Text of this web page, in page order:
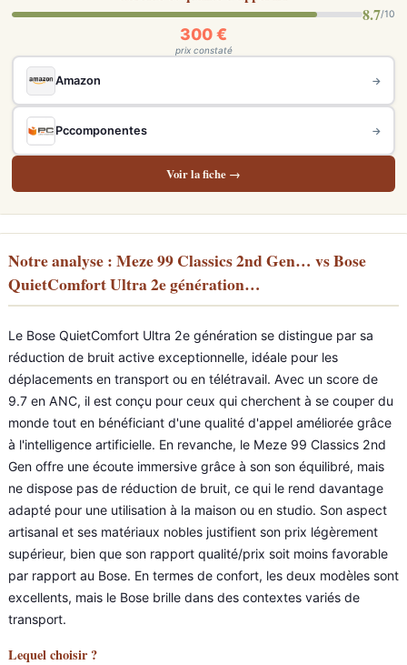
8.7/10
300 €
prix constaté
Amazon →
Pccomponentes →
Voir la fiche →
Notre analyse : Meze 99 Classics 2nd Gen… vs Bose
QuietComfort Ultra 2e génération…
Le Bose QuietComfort Ultra 2e génération se distingue par sa
réduction de bruit active exceptionnelle, idéale pour les
déplacements en transport ou en télétravail. Avec un score de
9.7 en ANC, il est conçu pour ceux qui cherchent à se couper du
monde tout en bénéficiant d'une qualité d'appel améliorée grâce
à l'intelligence artificielle. En revanche, le Meze 99 Classics 2nd
Gen offre une écoute immersive grâce à son son équilibré, mais
ne dispose pas de réduction de bruit, ce qui le rend davantage
adapté pour une utilisation à la maison ou en studio. Son aspect
artisanal et ses matériaux nobles justifient son prix légèrement
supérieur, bien que son rapport qualité/prix soit moins favorable
par rapport au Bose. En termes de confort, les deux modèles sont
excellents, mais le Bose brille dans des contextes variés de
transport.
Lequel choisir ?